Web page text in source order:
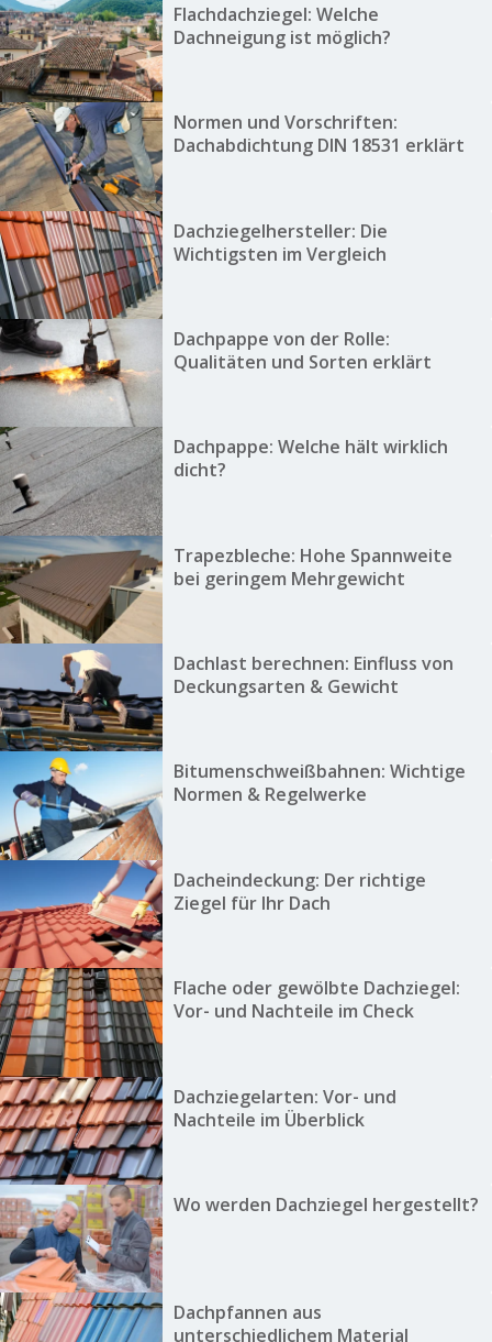
Flachdachziegel: Welche
Dachneigung ist möglich?
Normen und Vorschriften:
Dachabdichtung DIN 18531 erklärt
Dachziegelhersteller: Die
Wichtigsten im Vergleich
Dachpappe von der Rolle:
Qualitäten und Sorten erklärt
Dachpappe: Welche hält wirklich
dicht?
Trapezbleche: Hohe Spannweite
bei geringem Mehrgewicht
Dachlast berechnen: Einfluss von
Deckungsarten & Gewicht
Bitumenschweißbahnen: Wichtige
Normen & Regelwerke
Dacheindeckung: Der richtige
Ziegel für Ihr Dach
Flache oder gewölbte Dachziegel:
Vor- und Nachteile im Check
Dachziegelarten: Vor- und
Nachteile im Überblick
Wo werden Dachziegel hergestellt?
Dachpfannen aus
unterschiedlichem Material